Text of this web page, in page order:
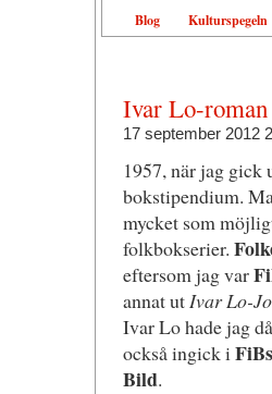
Blog Kulturspegeln
Ivar Lo-
17 september 2012
1957, när jag
bokstipendium.
mycket som
folkbokserier.
eftersom jag var
annat utIvar Lo-
Ivar Lo hade jag
också ingick iFiBs
Bild.